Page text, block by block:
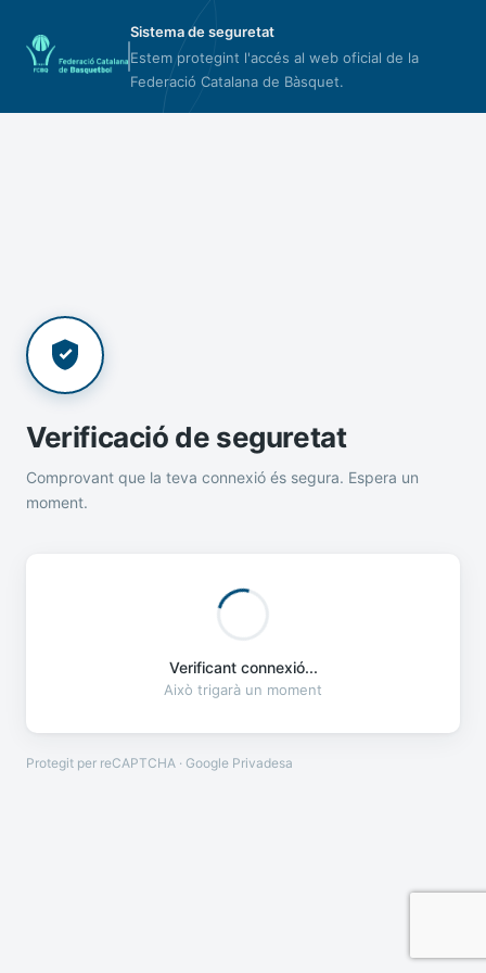
Sistema de seguretat
Estem protegint l'accés al web oficial de la
Federació Catalana de Bàsquet.
Verificació de seguretat
Comprovant que la teva connexió és segura. Espera un
moment.
Verificant connexió...
Això trigarà un moment
Protegit per reCAPTCHA · Google Privadesa